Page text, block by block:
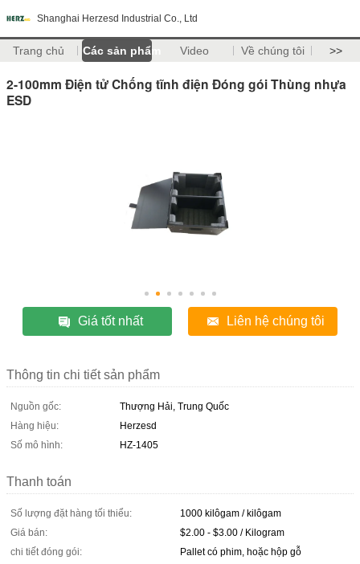
Shanghai Herzesd Industrial Co., Ltd
Trang chủ Các sản phẩm Video Về chúng tôi >>
2-100mm Điện tử Chống tĩnh điện Đóng gói Thùng nhựa
ESD
Giá tốt nhất Liên hệ chúng tôi
Thông tin chi tiết sản phẩm
Nguồn gốc:
Thượng Hải, Trung Quốc
Hàng hiệu:
Herzesd
Số mô hình:
HZ-1405
Thanh toán
Số lượng đặt hàng tối thiểu:
1000 kilôgam / kilôgam
Giá bán:
$2.00 - $3.00 / Kilogram
chi tiết đóng gói:
Pallet có phim, hoặc hộp gỗ